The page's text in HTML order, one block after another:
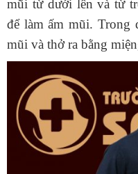
mũi từ dưới lên và từ
để làm ấm mũi. Trong
mũi và thở ra bằng